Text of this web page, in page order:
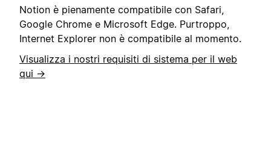
Notion è pienamente compatibile con Safari,
Google Chrome e Microsoft Edge. Purtroppo,
Internet Explorer non è compatibile al momento.
Visualizza i nostri requisiti di sistema per il web
qui →